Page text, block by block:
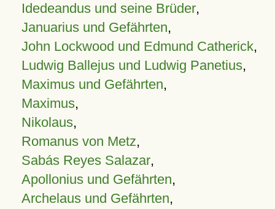
Idedeandus und seine Brüder,
Januarius und Gefährten,
John Lockwood und Edmund Catherick,
Ludwig Ballejus und Ludwig Panetius,
Maximus und Gefährten,
Maximus,
Nikolaus,
Romanus von Metz,
Sabás Reyes Salazar,
Apollonius und Gefährten,
Archelaus und Gefährten,